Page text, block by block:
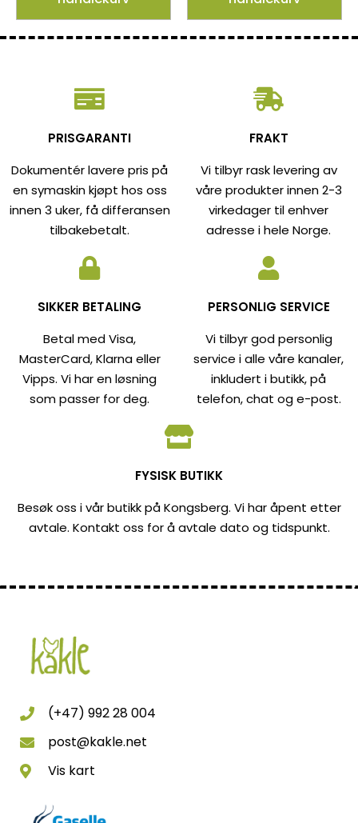
PRISGARANTI
Dokumentér lavere pris på
en symaskin kjøpt hos oss
innen 3 uker, få differansen
tilbakebetalt.
FRAKT
Vi tilbyr rask levering av
våre produkter innen 2-3
virkedager til enhver
adresse i hele Norge.
SIKKER BETALING
Betal med Visa,
MasterCard, Klarna eller
Vipps. Vi har en løsning
som passer for deg.
PERSONLIG SERVICE
Vi tilbyr god personlig
service i alle våre kanaler,
inkludert i butikk, på
telefon, chat og e-post.
FYSISK BUTIKK
Besøk oss i vår butikk på Kongsberg. Vi har åpent etter
avtale. Kontakt oss for å avtale dato og tidspunkt.
(+47) 992 28 004
post@kakle.net
Vis kart